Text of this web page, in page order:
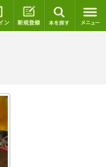
ログイン 新規登録